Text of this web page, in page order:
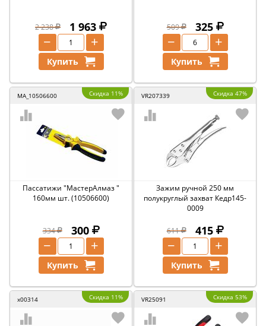
2 238 1 963
+
−
Купить
509 325
+
−
Купить
MA_10506600 Скидка 11%
Пассатижи "МастерАлмаз "
160мм шт. (10506600)
334 300
+
−
Купить
VR207339 Скидка 47%
Зажим ручной 250 мм
полукруглый захват Кедр145-
0009
611 415
+
−
Купить
x00314 Скидка 11% VR25091 Скидка 53%